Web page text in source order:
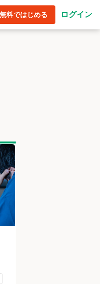
無料ではじめる ログイン